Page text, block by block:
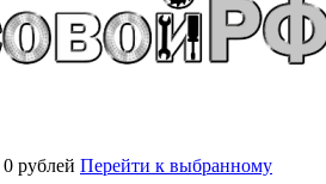
0 рублей Перейти к выбранному